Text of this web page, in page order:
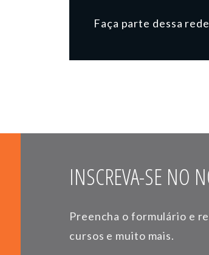
Faça parte dessa
INSCREVA-SE NO
Preencha o formulário e
cursos e muito mais.